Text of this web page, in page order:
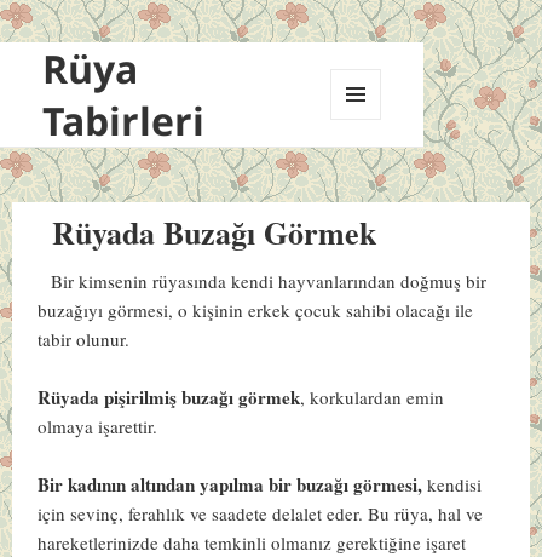
Rüya
Tabirleri
VE
BILEŞENLER
Rüyada Buzağı Görmek
Bir kimsenin rüyasında kendi hayvanlarından doğmuş bir
buzağıyı görmesi, o kişinin erkek çocuk sahibi olacağı ile
tabir olunur.
Rüyada pişirilmiş buzağı görmek, korkulardan emin
olmaya işarettir.
Bir kadının altından yapılma bir buzağı görmesi, kendisi
için sevinç, ferahlık ve saadete delalet eder. Bu rüya, hal ve
hareketlerinizde daha temkinli olmanız gerektiğine işaret